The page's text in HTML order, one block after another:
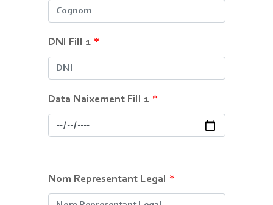
DNI Fill 1*
Data Naixement Fill 1*
Nom Representant Legal *